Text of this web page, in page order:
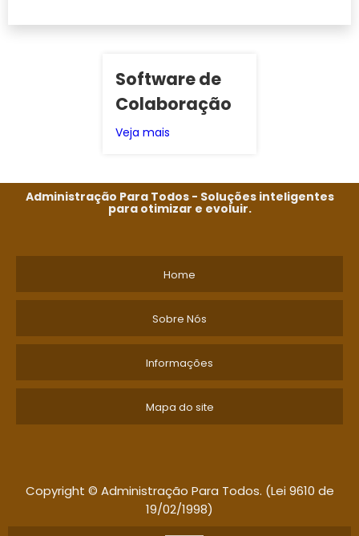
Software de
Colaboração
Veja mais
Administração Para Todos - Soluções inteligentes
para otimizar e evoluir.
Home
Sobre Nós
Informações
Mapa do site
Copyright © Administração Para Todos. (Lei 9610 de
19/02/1998)